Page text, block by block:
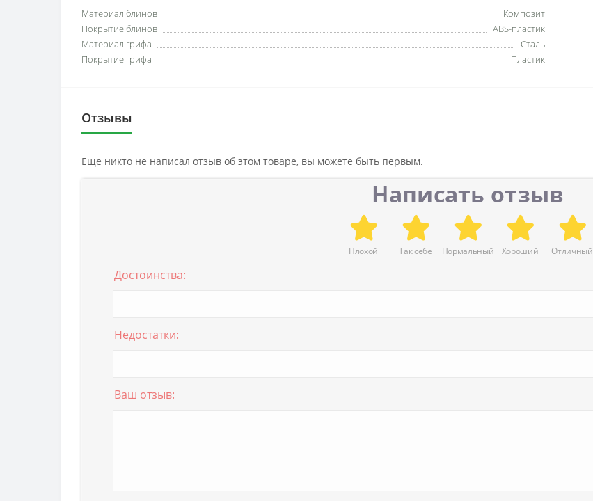
Материал блинов
Композит
Покрытие блинов
ABS-пластик
Материал грифа
Сталь
Покрытие грифа
Пластик
Отзывы
Еще никто не написал отзыв об этом товаре, вы можете быть первым.
Написать отзыв
Плохой Так себе Нормальный Хороший Отличный
Достоинства:
Недостатки:
Ваш отзыв: